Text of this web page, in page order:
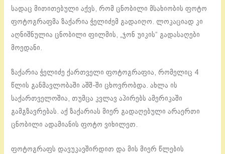
სადაც მითითებული აქვს, რომ ცნობილი მსახიობის ფოტო
ფოტოგრაფმა ზაქარია ჭელიძემ გადაიღო. ლოკაციად კი
აღნიშნულია ცნობილი ფილმის, „ჯონ უიკის“ გადასაღები
მოედანი.
ზაქარია ჭელიძე ქართველი ფოტოგრაფია, რომელიც 4
წლის განმავლობაში აშშ-ში ცხოვრობდა. ახლა ის
საქართველოშია, თუმცა კვლავ აპირებს ამერიკაში
გამგზავრებას. აქ ზაქარიას მიერ გადაღებული არაერთი
ცნობილი ადამიანის ფოტო ვიხილეთ.
ფოტოგრაფს დავუკავშირდით და მის მიერ წლების